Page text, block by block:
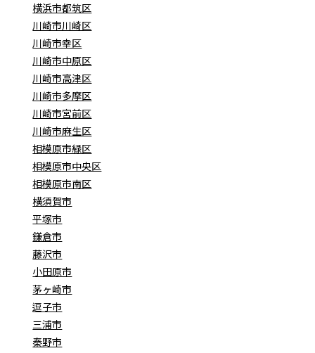
横浜市都筑区
川崎市川崎区
川崎市幸区
川崎市中原区
川崎市高津区
川崎市多摩区
川崎市宮前区
川崎市麻生区
相模原市緑区
相模原市中央区
相模原市南区
横須賀市
平塚市
鎌倉市
藤沢市
小田原市
茅ヶ崎市
逗子市
三浦市
秦野市